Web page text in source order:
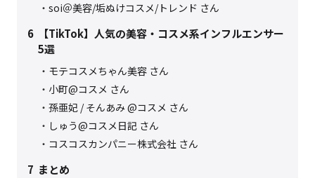
soi＠美容/垢ぬけコスメ/トレンド さん
6
【TikTok】人気の美容・コスメ系インフルエンサー
5選
モテコスメちゃん美容 さん
小町@コスメ さん
孫亜妃 / そんあみ @コスメ さん
しゅう@コスメ日記 さん
コスコスカンパニー株式会社 さん
7 まとめ